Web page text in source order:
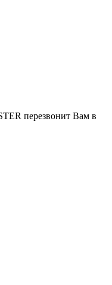
перезвонит Вам в